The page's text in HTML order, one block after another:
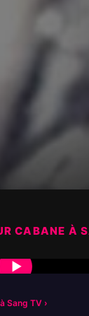
CABANE À
▶
Sang TV